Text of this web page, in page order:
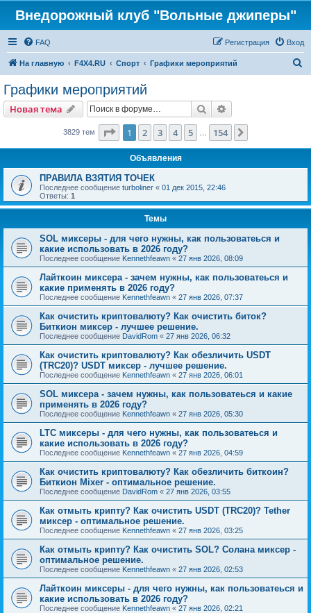
Внедорожный клуб "Вольные джиперы"
FAQ Вход
Регистрация
На главную F4X4.RU Спорт Графики мероприятий
Графики мероприятий
Новая тема Поиск
3829 тем Страница из 154
1 2 3 4 5 154
Объявления
ПРАВИЛА ВЗЯТИЯ ТОЧЕК
Последнее сообщение turboliner « 01 дек 2015, 22:46
Ответы: 1
Темы
SOL миксеры - для чего нужны, как пользоватеься и
какие использовать в 2026 году?
Последнее сообщение Kennethfeawn « 27 янв 2026, 08:09
Лайткоин миксера - зачем нужны, как пользоватеься и
какие применять в 2026 году?
Последнее сообщение Kennethfeawn « 27 янв 2026, 07:37
Как очистить криптовалюту? Как очистить биток?
Биткион миксер - лучшее решение.
Последнее сообщение DavidRom « 27 янв 2026, 06:32
Как очистить криптовалюту? Как обезличить USDT
(TRC20)? USDT миксер - лучшее решение.
Последнее сообщение Kennethfeawn « 27 янв 2026, 06:01
SOL миксера - зачем нужны, как пользоватеься и какие
применять в 2026 году?
Последнее сообщение Kennethfeawn « 27 янв 2026, 05:30
LTC миксеры - для чего нужны, как пользоватеься и
какие использовать в 2026 году?
Последнее сообщение Kennethfeawn « 27 янв 2026, 04:59
Как очистить криптовалюту? Как обезличить биткоин?
Биткион Mixer - оптимальное решение.
Последнее сообщение DavidRom « 27 янв 2026, 03:55
Как отмыть крипту? Как очистить USDT (TRC20)? Tether
миксер - оптимальное решение.
Последнее сообщение Kennethfeawn « 27 янв 2026, 03:25
Как отмыть крипту? Как очистить SOL? Солана миксер -
оптимальное решение.
Последнее сообщение Kennethfeawn « 27 янв 2026, 02:53
Лайткоин миксеры - для чего нужны, как пользоватеься и
какие использовать в 2026 году?
Последнее сообщение Kennethfeawn « 27 янв 2026, 02:21